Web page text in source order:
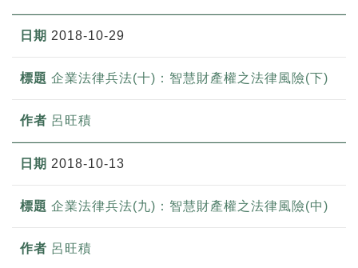
2018-10-29
企業法律兵法(十)：智慧財產權之法律風險(下)
呂旺積
2018-10-13
企業法律兵法(九)：智慧財產權之法律風險(中)
呂旺積